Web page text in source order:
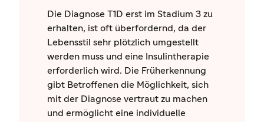
Die Diagnose T1D erst im Stadium 3 zu
erhalten, ist oft überfordernd, da der
Lebensstil sehr plötzlich umgestellt
werden muss und eine Insulintherapie
erforderlich wird. Die Früherkennung
gibt Betroffenen die Möglichkeit, sich
mit der Diagnose vertraut zu machen
und ermöglicht eine individuelle